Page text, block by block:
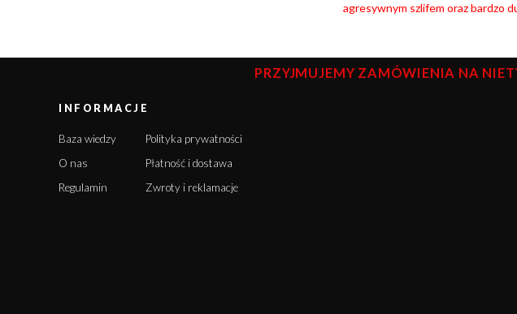
agresywnym szlifem oraz bardzo
PRZYJMUJEMY ZAMÓWIENIA NA
INFORMACJE
Baza wiedzy
O nas
Regulamin
Polityka prywatności
Płatność i dostawa
Zwroty i reklamacje